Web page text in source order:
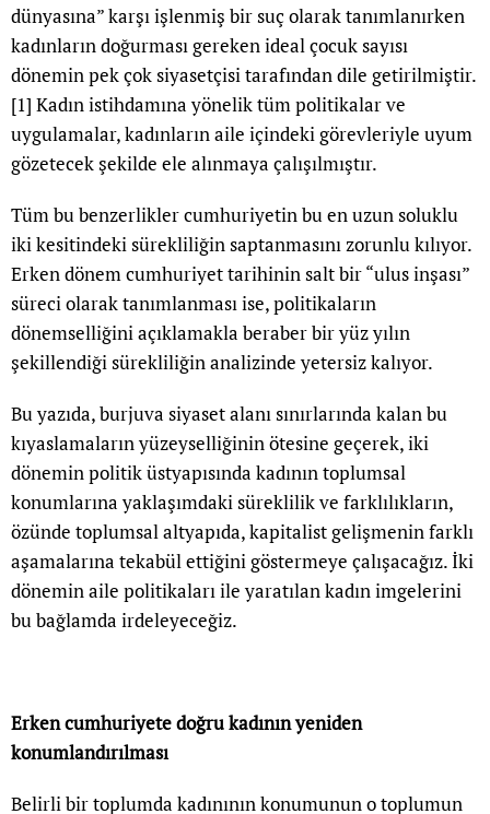
dünyasına” karşı işlenmiş bir suç olarak tanımlanırken
kadınların doğurması gereken ideal çocuk sayısı
dönemin pek çok siyasetçisi tarafından dile getirilmiştir.
[1] Kadın istihdamına yönelik tüm politikalar ve
uygulamalar, kadınların aile içindeki görevleriyle uyum
gözetecek şekilde ele alınmaya çalışılmıştır.
Tüm bu benzerlikler cumhuriyetin bu en uzun soluklu
iki kesitindeki sürekliliğin saptanmasını zorunlu kılıyor.
Erken dönem cumhuriyet tarihinin salt bir “ulus inşası”
süreci olarak tanımlanması ise, politikaların
dönemselliğini açıklamakla beraber bir yüz yılın
şekillendiği sürekliliğin analizinde yetersiz kalıyor.
Bu yazıda, burjuva siyaset alanı sınırlarında kalan bu
kıyaslamaların yüzeyselliğinin ötesine geçerek, iki
dönemin politik üstyapısında kadının toplumsal
konumlarına yaklaşımdaki süreklilik ve farklılıkların,
özünde toplumsal altyapıda, kapitalist gelişmenin farklı
aşamalarına tekabül ettiğini göstermeye çalışacağız. İki
dönemin aile politikaları ile yaratılan kadın imgelerini
bu bağlamda irdeleyeceğiz.
Erken cumhuriyete doğru kadının yeniden
konumlandırılması
Belirli bir toplumda kadınının konumunun o toplumun